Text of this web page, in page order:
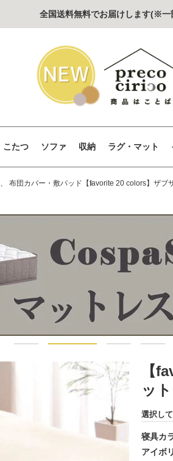
全国送料無料でお届けします(※一
こたつ ソファ 収納 ラグ・マット
、 布団カバー・敷パッド 【favorite 20 colors】ザ
【
ッ
選択し
寝具カ
アイボ